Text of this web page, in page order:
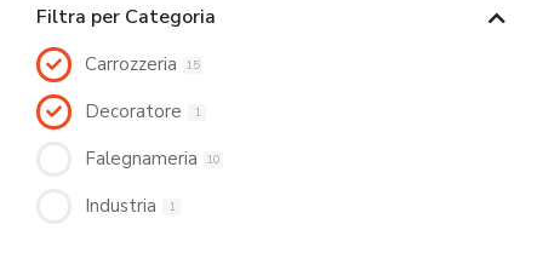
Filtra per Categoria
Carrozzeria 15
Decoratore 1
Falegnameria 10
Industria 1